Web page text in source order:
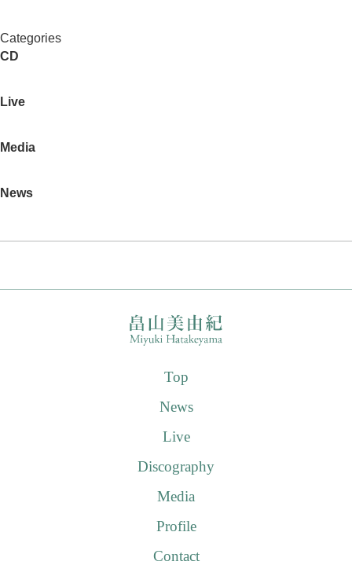
Categories
CD
Live
Media
News
Top
News
Live
Discography
Media
Profile
Contact